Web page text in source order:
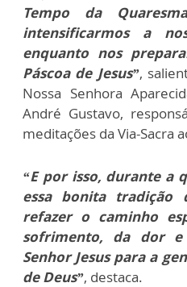
Tempo da
intensificarmos a
enquanto nos
Páscoa de Jesus”,
Nossa Senhora
André Gustavo,
meditações da Via-Sacra
“E por isso, durante a
essa bonita tradição
refazer o caminho
sofrimento, da dor
Senhor Jesus para a
de Deus”, destaca.